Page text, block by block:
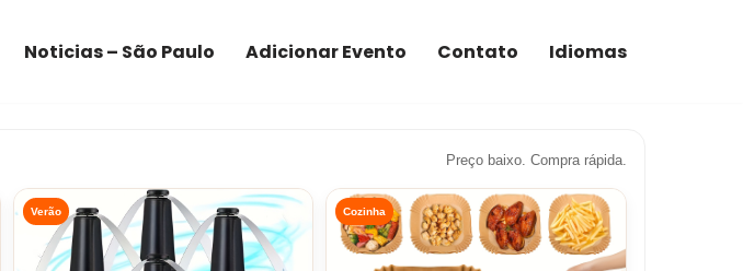
Noticias – São Paulo Adicionar Evento Contato Idiomas
Preço baixo. Compra rápida.
Verão Cozinha